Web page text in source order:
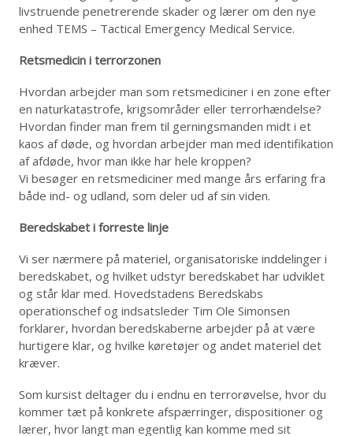
livstruende penetrerende skader og lærer om den nye
enhed TEMS – Tactical Emergency Medical Service.
Retsmedicin i terrorzonen
Hvordan arbejder man som retsmediciner i en zone efter
en naturkatastrofe, krigsområder eller terrorhændelse?
Hvordan finder man frem til gerningsmanden midt i et
kaos af døde, og hvordan arbejder man med identifikation
af afdøde, hvor man ikke har hele kroppen?
Vi besøger en retsmediciner med mange års erfaring fra
både ind- og udland, som deler ud af sin viden.
Beredskabet i forreste linje
Vi ser nærmere på materiel, organisatoriske inddelinger i
beredskabet, og hvilket udstyr beredskabet har udviklet
og står klar med. Hovedstadens Beredskabs
operationschef og indsatsleder Tim Ole Simonsen
forklarer, hvordan beredskaberne arbejder på at være
hurtigere klar, og hvilke køretøjer og andet materiel det
kræver.
Som kursist deltager du i endnu en terrorøvelse, hvor du
kommer tæt på konkrete afspærringer, dispositioner og
lærer, hvor langt man egentlig kan komme med sit